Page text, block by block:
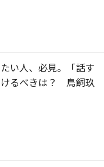
い人、必見。「話す
るべきは？ 鳥飼玖